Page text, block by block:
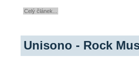
Celý článek...
Unisono - Rock